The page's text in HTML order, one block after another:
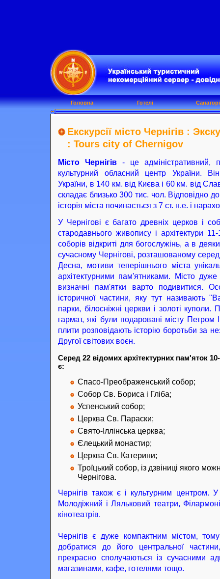
Екскурсії місто Чернігів :
: Tours city of Chernigov
Місто Чернігів - це адміністративний,
культурний обласний центр України.
України, в 140 км. від Києва і 60 км. від
складає близько 300 тис. чол. Відповідно
історія міста починається з 7 ст. н.е. і
У Чернігові є багато древніх церков і
стародавнього живопису і архітектури
соборів відкриті для богослужінь, а в
сучасному Чернігові, розташованому
Десна, мотиви теперішнього міста
архітектурними пам'ятниками. Місто
визначні пам'ятки варто подивитися.
історичної частини, яку тут називають
парки, білосніжні церкви і золоті куполи.
гармат, які були подаровані місту Петром
плити розповідають історію боротьби за
Другої світових воєн.
Серед 22 відомих архітектурних пам'яток
є:
Спасо-Преображенський собор;
Собор Св. Бориса і Гліба;
Успенський собор;
Церква Св. Параски;
Свято-Іллінська церква;
Єлецький монастир;
Церква Св. Катерини;
Троїцький собор, із дзвіниці якого
Чернігова.
Чернігів також є і культурним центром.
Молодіжний і Ляльковий театри,
кінотеатрів.
Чернігів є дуже компактним містом,
добратися до його центральної
прекрасно сполучаються із сучасними
магазинами, кафе, готелями тощо.
Головна Готелі